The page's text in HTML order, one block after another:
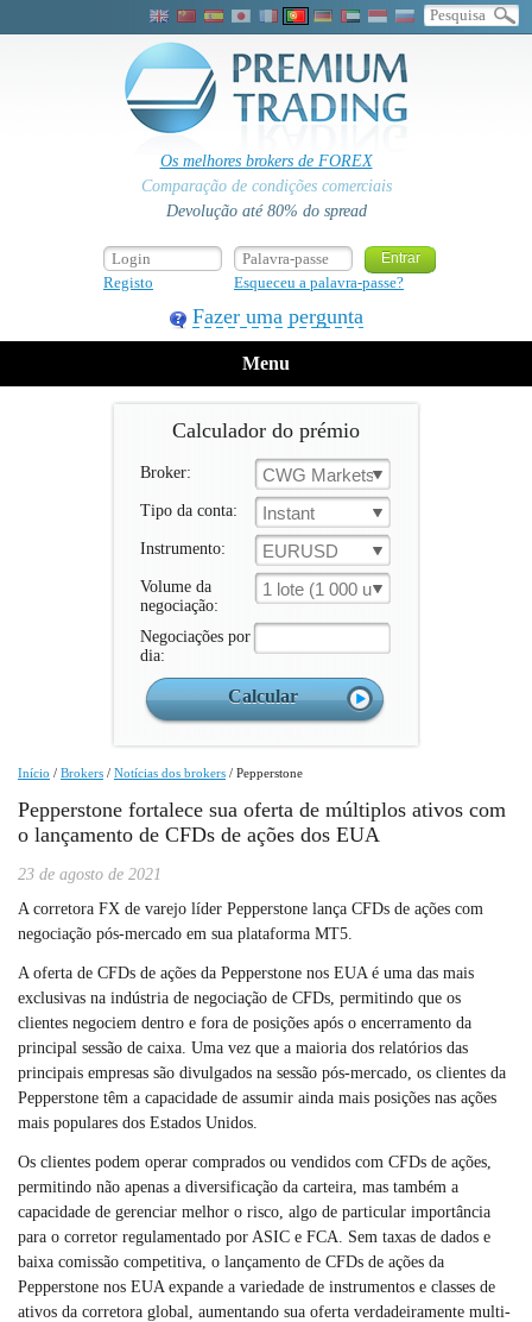
Os melhores brokers de FOREX
Comparação de condições comerciais
Devolução até 80% do spread
Registo Esqueceu a palavra-passe?
Fazer uma pergunta
Menu
Calculador do prémio
Broker: CWG Markets
Tipo da conta: Instant
Instrumento: EURUSD
Volume da
negociação:
1 lote (1 000 un.)
Negociações por
dia:
Início / Brokers / Notícias dos brokers / Pepperstone
Pepperstone fortalece sua oferta de múltiplos ativos com
o lançamento de CFDs de ações dos EUA
23 de agosto de 2021
A corretora FX de varejo líder Pepperstone lança CFDs de ações com
negociação pós-mercado em sua plataforma MT5.
A oferta de CFDs de ações da Pepperstone nos EUA é uma das mais
exclusivas na indústria de negociação de CFDs, permitindo que os
clientes negociem dentro e fora de posições após o encerramento da
principal sessão de caixa. Uma vez que a maioria dos relatórios das
principais empresas são divulgados na sessão pós-mercado, os clientes da
Pepperstone têm a capacidade de assumir ainda mais posições nas ações
mais populares dos Estados Unidos.
Os clientes podem operar comprados ou vendidos com CFDs de ações,
permitindo não apenas a diversificação da carteira, mas também a
capacidade de gerenciar melhor o risco, algo de particular importância
para o corretor regulamentado por ASIC e FCA. Sem taxas de dados e
baixa comissão competitiva, o lançamento de CFDs de ações da
Pepperstone nos EUA expande a variedade de instrumentos e classes de
ativos da corretora global, aumentando sua oferta verdadeiramente multi-